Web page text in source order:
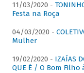
11/03/2020 -
Festa na Roça
04/03/2020 -
Mulher
19/02/2020 - IZAÍAS
QUE É / O Bom Filho